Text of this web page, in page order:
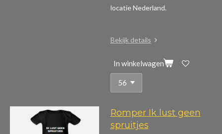
locatie Nederland.
Bekijk details
In winkelwagen
Romper Ik lust geen
spruitjes